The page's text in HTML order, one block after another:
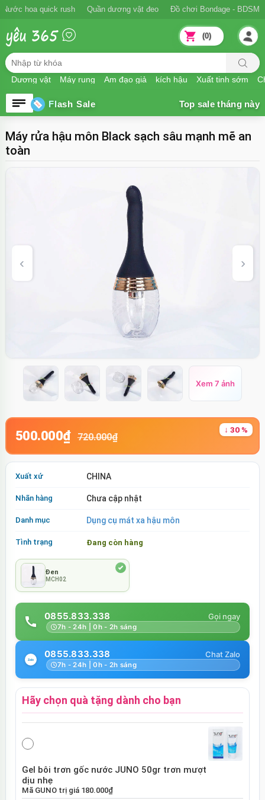
Ngăn xuất tinh sớm Nước hoa quick rush Quần dương vật đeo Đồ
Dương vật Máy rung Âm đạo giả kích hậu Xuất tinh sớm
(0)
Flash Sale
Máy rửa hậu môn Black sạch sâu mạnh mẽ an
toàn
Xem 7 ảnh
500.000₫ 720.000₫
↓ 30 %
Xuất xứ CHINA
Nhãn hàng Chưa cập nhật
Danh mục Dụng cụ mát xa hậu môn
Tình trạng Đang còn hàng
Đen
MCH02
0855.833.338
7h - 24h | 0h - 2h sáng
0855.833.338
7h - 24h | 0h - 2h sáng
Hãy chọn quà tặng dành cho bạn
Gel bôi trơn gốc nước JUNO 50gr trơn mượt
dịu nhẹ
Mã GUNOtrị giá 180.000₫